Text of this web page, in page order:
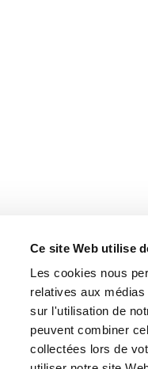
Ce site Web utilise
Les cookies nous
relatives aux
sur l'utilisation de
peuvent combiner
collectées lors de